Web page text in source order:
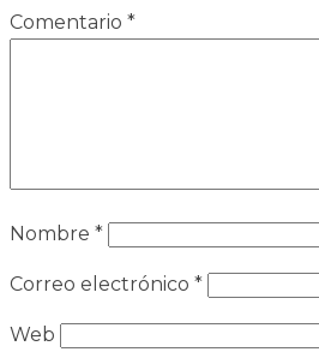
Comentario *
Nombre *
Correo electrónico *
Web